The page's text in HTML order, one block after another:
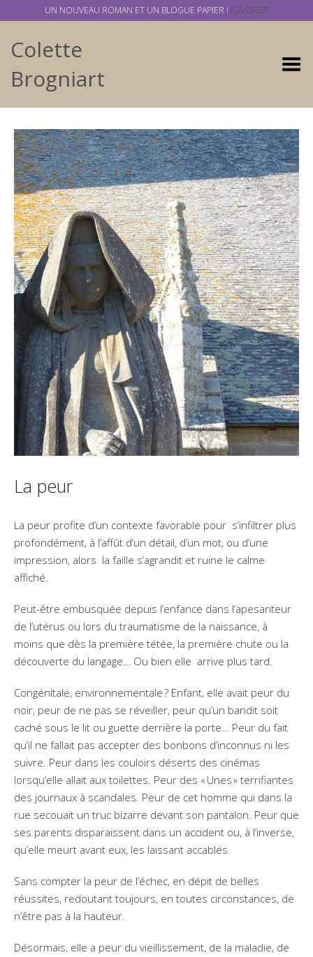
Colette
Brogniart
Basculer
La peur
La peur profite d’un contexte favorable pour s’infiltrer plus
profondément, à l’affût d’un détail, d’un mot, ou d’une
impression, alors la faille s’agrandit et ruine le calme
affiché.
Peut-être embusquée depuis l’enfance dans l’apesanteur
de l’utérus ou lors du traumatisme de la naissance, à
moins que dès la première tétée, la première chute ou la
découverte du langage… Ou bien elle arrive plus tard.
Congénitale, environnementale ? Enfant, elle avait peur du
noir, peur de ne pas se réveiller, peur qu’un bandit soit
caché sous le lit ou guette derrière la porte… Peur du fait
qu’il ne fallait pas accepter des bonbons d’inconnus ni les
suivre. Peur dans les couloirs déserts des cinémas
lorsqu’elle allait aux toilettes. Peur des « Unes » terrifiantes
des journaux à scandales. Peur de cet homme qui dans la
rue secouait un truc bizarre devant son pantalon. Peur que
ses parents disparaissent dans un accident ou, à l’inverse,
qu’elle meurt avant eux, les laissant accablés.
Sans compter la peur de l’échec, en dépit de belles
réussites, redoutant toujours, en toutes circonstances, de
n’être pas à la hauteur.
Désormais, elle a peur du vieillissement, de la maladie, de
UN NOUVEAU ROMAN ET UN BLOGUE PAPIER ! IGNORER